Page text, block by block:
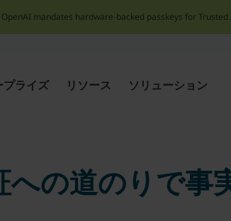
OpenAI mandates hardware-backed passkeys for
プライズ リソース ソリューション
の道のりで事